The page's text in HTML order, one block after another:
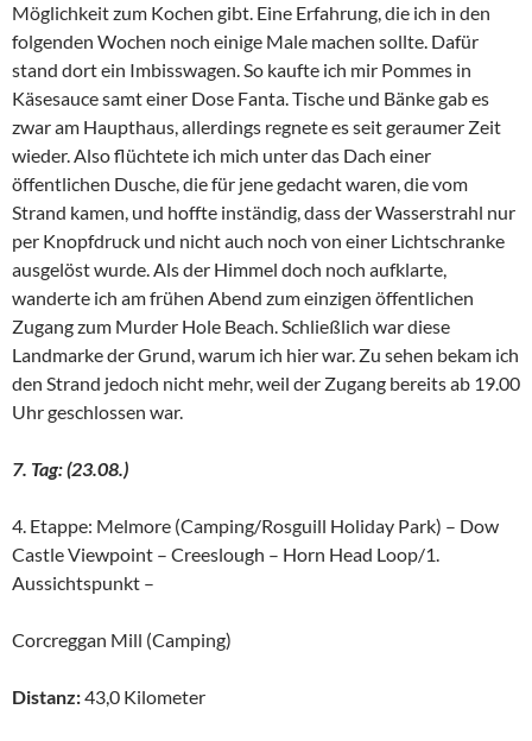
Möglichkeit zum Kochen gibt. Eine Erfahrung, die ich in den
folgenden Wochen noch einige Male machen sollte. Dafür
stand dort ein Imbisswagen. So kaufte ich mir Pommes in
Käsesauce samt einer Dose Fanta. Tische und Bänke gab es
zwar am Haupthaus, allerdings regnete es seit geraumer Zeit
wieder. Also flüchtete ich mich unter das Dach einer
öffentlichen Dusche, die für jene gedacht waren, die vom
Strand kamen, und hoffte inständig, dass der Wasserstrahl nur
per Knopfdruck und nicht auch noch von einer Lichtschranke
ausgelöst wurde. Als der Himmel doch noch aufklarte,
wanderte ich am frühen Abend zum einzigen öffentlichen
Zugang zum Murder Hole Beach. Schließlich war diese
Landmarke der Grund, warum ich hier war. Zu sehen bekam ich
den Strand jedoch nicht mehr, weil der Zugang bereits ab 19.00
Uhr geschlossen war.
7. Tag: (23.08.)
4. Etappe: Melmore (Camping/Rosguill Holiday Park) – Dow
Castle Viewpoint – Creeslough – Horn Head Loop/1.
Aussichtspunkt –
Corcreggan Mill (Camping)
Distanz:43,0 Kilometer